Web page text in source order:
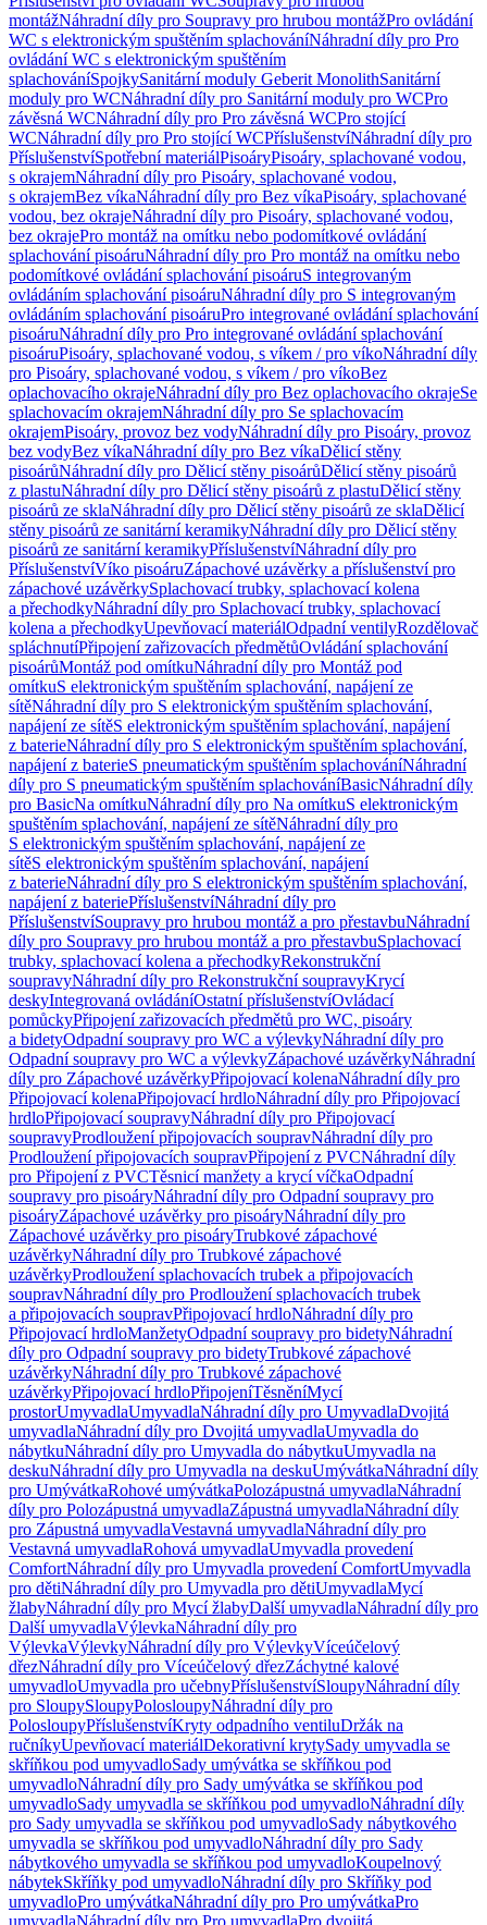
montážNáhradní díly pro Soupravy pro hrubou montážPro ovládání
WC s elektronickým spuštěním splachováníNáhradní díly pro Pro
ovládání WC s elektronickým spuštěním
splachováníSpojkySanitární moduly Geberit MonolithSanitární
moduly pro WCNáhradní díly pro Sanitární moduly pro WCPro
závěsná WCNáhradní díly pro Pro závěsná WCPro stojící
WCNáhradní díly pro Pro stojící WCPříslušenstvíNáhradní díly pro
PříslušenstvíSpotřební materiálPisoáryPisoáry, splachované vodou,
s okrajemNáhradní díly pro Pisoáry, splachované vodou,
s okrajemBez víkaNáhradní díly pro Bez víkaPisoáry, splachované
vodou, bez okrajeNáhradní díly pro Pisoáry, splachované vodou,
bez okrajePro montáž na omítku nebo podomítkové ovládání
splachování pisoáruNáhradní díly pro Pro montáž na omítku nebo
podomítkové ovládání splachování pisoáruS integrovaným
ovládáním splachování pisoáruNáhradní díly pro S integrovaným
ovládáním splachování pisoáruPro integrované ovládání splachování
pisoáruNáhradní díly pro Pro integrované ovládání splachování
pisoáruPisoáry, splachované vodou, s víkem / pro víkoNáhradní díly
pro Pisoáry, splachované vodou, s víkem / pro víkoBez
oplachovacího okrajeNáhradní díly pro Bez oplachovacího okrajeSe
splachovacím okrajemNáhradní díly pro Se splachovacím
okrajemPisoáry, provoz bez vodyNáhradní díly pro Pisoáry, provoz
bez vodyBez víkaNáhradní díly pro Bez víkaDělicí stěny
pisoárůNáhradní díly pro Dělicí stěny pisoárůDělicí stěny pisoárů
z plastuNáhradní díly pro Dělicí stěny pisoárů z plastuDělicí stěny
pisoárů ze sklaNáhradní díly pro Dělicí stěny pisoárů ze sklaDělicí
stěny pisoárů ze sanitární keramikyNáhradní díly pro Dělicí stěny
pisoárů ze sanitární keramikyPříslušenstvíNáhradní díly pro
PříslušenstvíVíko pisoáruZápachové uzávěrky a příslušenství pro
zápachové uzávěrkySplachovací trubky, splachovací kolena
a přechodkyNáhradní díly pro Splachovací trubky, splachovací
kolena a přechodkyUpevňovací materiálOdpadní ventilyRozdělovač
spláchnutíPřipojení zařizovacích předmětůOvládání splachování
pisoárůMontáž pod omítkuNáhradní díly pro Montáž pod
omítkuS elektronickým spuštěním splachování, napájení ze
sítěNáhradní díly pro S elektronickým spuštěním splachování,
napájení ze sítěS elektronickým spuštěním splachování, napájení
z baterieNáhradní díly pro S elektronickým spuštěním splachování,
napájení z baterieS pneumatickým spuštěním splachováníNáhradní
díly pro S pneumatickým spuštěním splachováníBasicNáhradní díly
pro BasicNa omítkuNáhradní díly pro Na omítkuS elektronickým
spuštěním splachování, napájení ze sítěNáhradní díly pro
S elektronickým spuštěním splachování, napájení ze
sítěS elektronickým spuštěním splachování, napájení
z baterieNáhradní díly pro S elektronickým spuštěním splachování,
napájení z bateriePříslušenstvíNáhradní díly pro
PříslušenstvíSoupravy pro hrubou montáž a pro přestavbuNáhradní
díly pro Soupravy pro hrubou montáž a pro přestavbuSplachovací
trubky, splachovací kolena a přechodkyRekonstrukční
soupravyNáhradní díly pro Rekonstrukční soupravyKrycí
deskyIntegrovaná ovládáníOstatní příslušenstvíOvládací
pomůckyPřipojení zařizovacích předmětů pro WC, pisoáry
a bidetyOdpadní soupravy pro WC a výlevkyNáhradní díly pro
Odpadní soupravy pro WC a výlevkyZápachové uzávěrkyNáhradní
díly pro Zápachové uzávěrkyPřipojovací kolenaNáhradní díly pro
Připojovací kolenaPřipojovací hrdloNáhradní díly pro Připojovací
hrdloPřipojovací soupravyNáhradní díly pro Připojovací
soupravyProdloužení připojovacích soupravNáhradní díly pro
Prodloužení připojovacích soupravPřipojení z PVCNáhradní díly
pro Připojení z PVCTěsnicí manžety a krycí víčkaOdpadní
soupravy pro pisoáryNáhradní díly pro Odpadní soupravy pro
pisoáryZápachové uzávěrky pro pisoáryNáhradní díly pro
Zápachové uzávěrky pro pisoáryTrubkové zápachové
uzávěrkyNáhradní díly pro Trubkové zápachové
uzávěrkyProdloužení splachovacích trubek a připojovacích
soupravNáhradní díly pro Prodloužení splachovacích trubek
a připojovacích soupravPřipojovací hrdloNáhradní díly pro
Připojovací hrdloManžetyOdpadní soupravy pro bidetyNáhradní
díly pro Odpadní soupravy pro bidetyTrubkové zápachové
uzávěrkyNáhradní díly pro Trubkové zápachové
uzávěrkyPřipojovací hrdloPřipojeníTěsněníMycí
prostorUmyvadlaUmyvadlaNáhradní díly pro UmyvadlaDvojitá
umyvadlaNáhradní díly pro Dvojitá umyvadlaUmyvadla do
nábytkuNáhradní díly pro Umyvadla do nábytkuUmyvadla na
deskuNáhradní díly pro Umyvadla na deskuUmývátkaNáhradní díly
pro UmývátkaRohové umývátkaPolozápustná umyvadlaNáhradní
díly pro Polozápustná umyvadlaZápustná umyvadlaNáhradní díly
pro Zápustná umyvadlaVestavná umyvadlaNáhradní díly pro
Vestavná umyvadlaRohová umyvadlaUmyvadla provedení
ComfortNáhradní díly pro Umyvadla provedení ComfortUmyvadla
pro dětiNáhradní díly pro Umyvadla pro dětiUmyvadlaMycí
žlabyNáhradní díly pro Mycí žlabyDalší umyvadlaNáhradní díly pro
Další umyvadlaVýlevkaNáhradní díly pro
VýlevkaVýlevkyNáhradní díly pro VýlevkyVíceúčelový
dřezNáhradní díly pro Víceúčelový dřezZáchytné kalové
umyvadloUmyvadla pro učebnyPříslušenstvíSloupyNáhradní díly
pro SloupySloupyPolosloupyNáhradní díly pro
PolosloupyPříslušenstvíKryty odpadního ventiluDržák na
ručníkyUpevňovací materiálDekorativní krytySady umyvadla se
skříňkou pod umyvadloSady umývátka se skříňkou pod
umyvadloNáhradní díly pro Sady umývátka se skříňkou pod
umyvadloSady umyvadla se skříňkou pod umyvadloNáhradní díly
pro Sady umyvadla se skříňkou pod umyvadloSady nábytkového
umyvadla se skříňkou pod umyvadloNáhradní díly pro Sady
nábytkového umyvadla se skříňkou pod umyvadloKoupelnový
nábytekSkříňky pod umyvadloNáhradní díly pro Skříňky pod
umyvadloPro umývátkaNáhradní díly pro Pro umývátkaPro
umyvadlaNáhradní díly pro Pro umyvadlaPro dvojitá